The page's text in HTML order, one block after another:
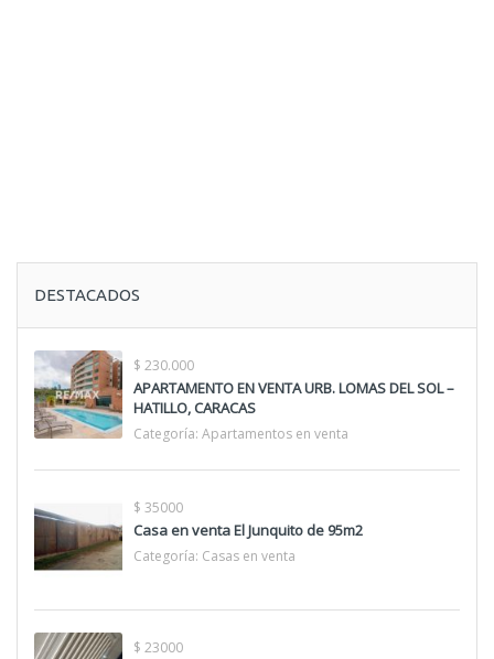
DESTACADOS
$ 230.000
APARTAMENTO EN VENTA URB. LOMAS DEL SOL –
HATILLO, CARACAS
Categoría: Apartamentos en venta
$ 35000
Casa en venta El Junquito de 95m2
Categoría: Casas en venta
$ 23000